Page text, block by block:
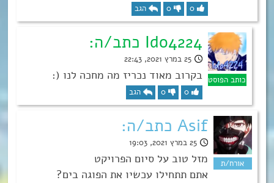
0
0 הגב
Ido4224 כתב/ה:
25 במרץ 2021, 22:43
בקרוב מאוד נכריז מה מחכה לנו (:
0
0 הגב
Asif כתב/ה:
25 במרץ 2021, 19:03
מזל טוב על סיום הפרויקט
אתם תתחילו עכשיו את הפוגה בים?